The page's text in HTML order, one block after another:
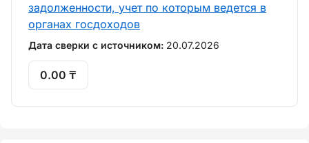
задолженности, учет по которым ведется в
органах госдоходов
Дата сверки с источником: 20.07.2026
0.00 ₸